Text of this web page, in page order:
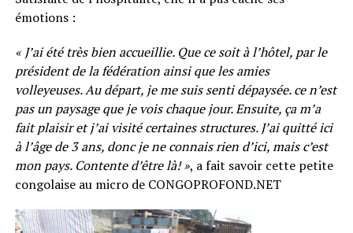
émotions :
« J’ai été très bien accueillie. Que ce soit à l’hôtel, par le
président de la fédération ainsi que les amies
volleyeuses. Au départ, je me suis senti dépaysée. ce n’est
pas un paysage que je vois chaque jour. Ensuite, ça m’a
fait plaisir et j’ai visité certaines structures. J’ai quitté ici
à l’âge de 3 ans, donc je ne connais rien d’ici, mais c’est
mon pays. Contente d’être là! », a fait savoir cette petite
congolaise au micro de CONGOPROFOND.NET